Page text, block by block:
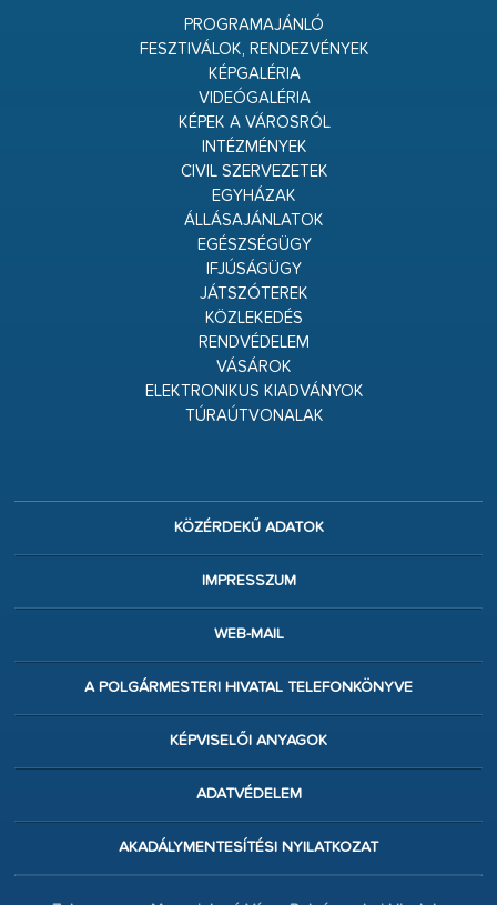
PROGRAMAJÁNLÓ
FESZTIVÁLOK, RENDEZVÉNYEK
KÉPGALÉRIA
VIDEÓGALÉRIA
KÉPEK A VÁROSRÓL
INTÉZMÉNYEK
CIVIL SZERVEZETEK
EGYHÁZAK
ÁLLÁSAJÁNLATOK
EGÉSZSÉGÜGY
IFJÚSÁGÜGY
JÁTSZÓTEREK
KÖZLEKEDÉS
RENDVÉDELEM
VÁSÁROK
ELEKTRONIKUS KIADVÁNYOK
TÚRAÚTVONALAK
KÖZÉRDEKŰ ADATOK
IMPRESSZUM
WEB-MAIL
A POLGÁRMESTERI HIVATAL TELEFONKÖNYVE
KÉPVISELŐI ANYAGOK
ADATVÉDELEM
AKADÁLYMENTESÍTÉSI NYILATKOZAT